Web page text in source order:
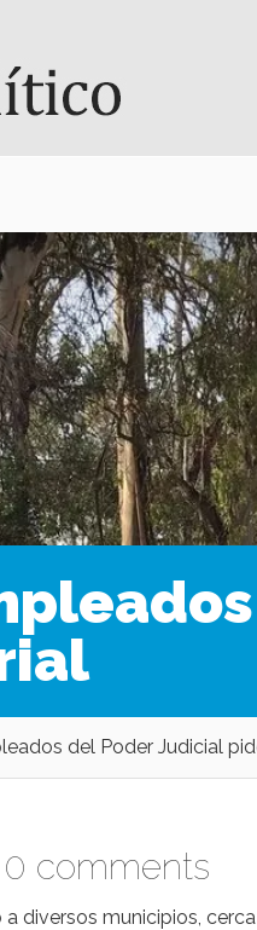
del Poder Judicial
0 comments
diversos municipios,